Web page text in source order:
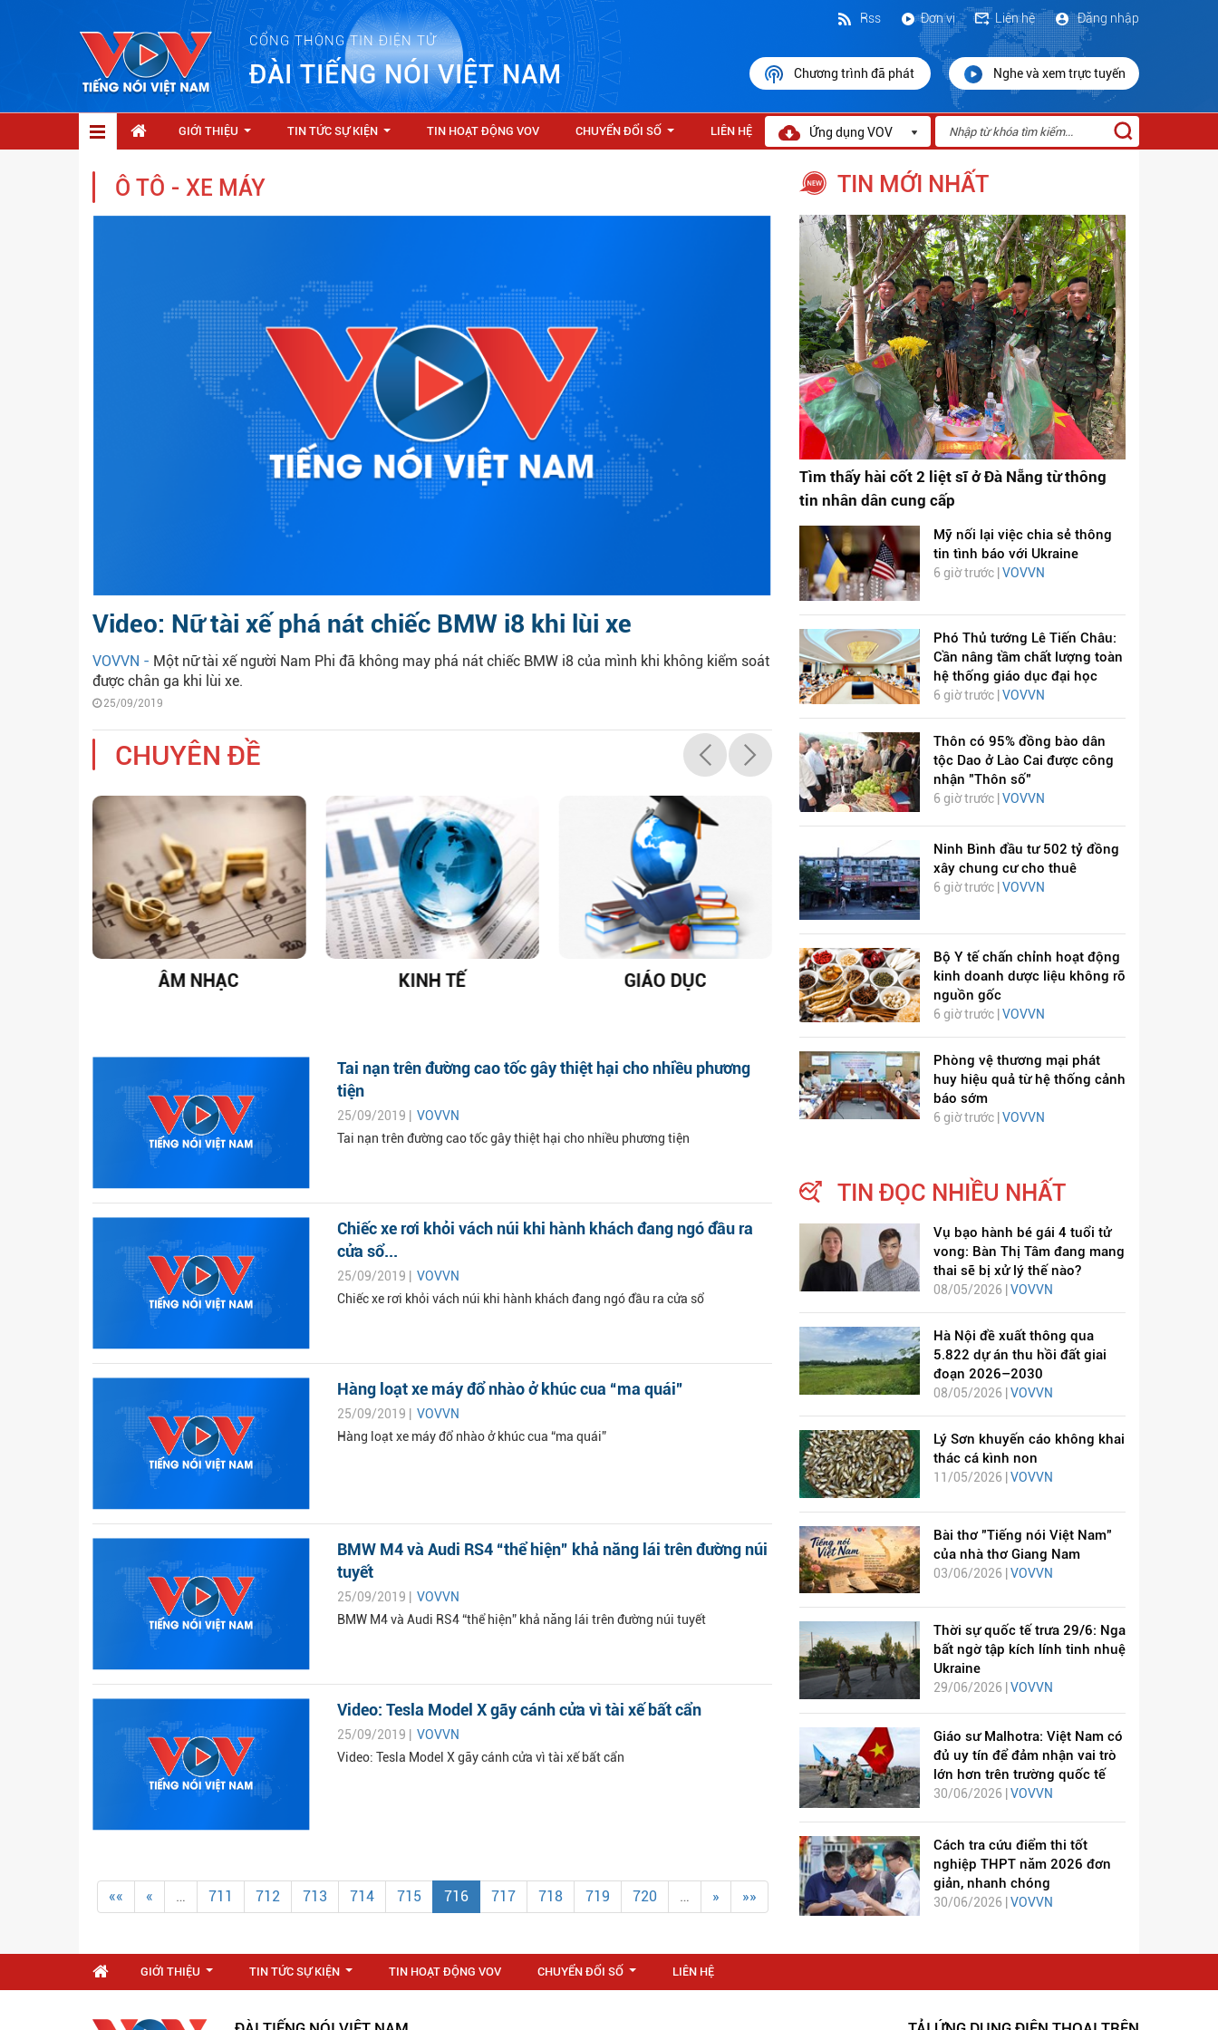
CỔNG THÔNG TIN ĐIỆN TỬ
ĐÀI TIẾNG NÓI VIỆT NAM
Đăng nhập
Liên hệ
Đơn vị
Rss
Chương trình đã phát Nghe và xem trực tuyến
GIỚI THIỆU TIN TỨC SỰ KIỆN TIN HOẠT ĐỘNG VOV CHUYỂN ĐỔI SỐ LIÊN HỆ Ứng dụng VOV
Ô TÔ - XE MÁY
Video: Nữ tài xế phá nát chiếc BMW i8 khi lùi xe
VOVVN - Một nữ tài xế người Nam Phi đã không may phá nát chiếc BMW i8 của mình khi không kiểm soát
được chân ga khi lùi xe.
25/09/2019
CHUYÊN ĐỀ
ÂM NHẠC KINH TẾ GIÁO DỤC
DỊCH VIÊM PHỔI COVID-
19
HÁT LÊN VIỆT NAM
Tai nạn trên đường cao tốc gây thiệt hại cho nhiều phương
tiện
25/09/2019 | VOVVN
Tai nạn trên đường cao tốc gây thiệt hại cho nhiều phương tiện
Chiếc xe rơi khỏi vách núi khi hành khách đang ngó đầu ra
cửa sổ...
25/09/2019 | VOVVN
Chiếc xe rơi khỏi vách núi khi hành khách đang ngó đầu ra cửa sổ
Hàng loạt xe máy đổ nhào ở khúc cua “ma quái”
25/09/2019 | VOVVN
Hàng loạt xe máy đổ nhào ở khúc cua “ma quái”
BMW M4 và Audi RS4 “thể hiện” khả năng lái trên đường núi
tuyết
25/09/2019 | VOVVN
BMW M4 và Audi RS4 “thể hiện” khả năng lái trên đường núi tuyết
Video: Tesla Model X gãy cánh cửa vì tài xế bất cẩn
25/09/2019 | VOVVN
Video: Tesla Model X gãy cánh cửa vì tài xế bất cẩn
«« « … 711 712 713 714 715 716 717 718 719 720 … » »»
TIN MỚI NHẤT
Tìm thấy hài cốt 2 liệt sĩ ở Đà Nẵng từ thông
tin nhân dân cung cấp
Mỹ nối lại việc chia sẻ thông
tin tình báo với Ukraine
6 giờ trước | VOVVN
Phó Thủ tướng Lê Tiến Châu:
Cần nâng tầm chất lượng toàn
hệ thống giáo dục đại học
6 giờ trước | VOVVN
Thôn có 95% đồng bào dân
tộc Dao ở Lào Cai được công
nhận "Thôn số"
6 giờ trước | VOVVN
Ninh Bình đầu tư 502 tỷ đồng
xây chung cư cho thuê
6 giờ trước | VOVVN
Bộ Y tế chấn chỉnh hoạt động
kinh doanh dược liệu không rõ
nguồn gốc
6 giờ trước | VOVVN
Phòng vệ thương mại phát
huy hiệu quả từ hệ thống cảnh
báo sớm
6 giờ trước | VOVVN
TIN ĐỌC NHIỀU NHẤT
Vụ bạo hành bé gái 4 tuổi tử
vong: Bàn Thị Tâm đang mang
thai sẽ bị xử lý thế nào?
08/05/2026 | VOVVN
Hà Nội đề xuất thông qua
5.822 dự án thu hồi đất giai
đoạn 2026–2030
08/05/2026 | VOVVN
Lý Sơn khuyến cáo không khai
thác cá kình non
11/05/2026 | VOVVN
Bài thơ "Tiếng nói Việt Nam"
của nhà thơ Giang Nam
03/06/2026 | VOVVN
Thời sự quốc tế trưa 29/6: Nga
bất ngờ tập kích lính tinh nhuệ
Ukraine
29/06/2026 | VOVVN
Giáo sư Malhotra: Việt Nam có
đủ uy tín để đảm nhận vai trò
lớn hơn trên trường quốc tế
30/06/2026 | VOVVN
Cách tra cứu điểm thi tốt
nghiệp THPT năm 2026 đơn
giản, nhanh chóng
30/06/2026 | VOVVN
GIỚI THIỆU TIN TỨC SỰ KIỆN TIN HOẠT ĐỘNG VOV CHUYỂN ĐỔI SỐ LIÊN HỆ